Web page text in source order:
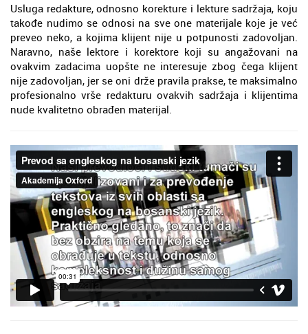
Usluga redakture, odnosno korekture i lekture sadržaja, koju
takođe nudimo se odnosi na sve one materijale koje je već
preveo neko, a kojima klijent nije u potpunosti zadovoljan.
Naravno, naše lektore i korektore koji su angažovani na
ovakvim zadacima uopšte ne interesuje zbog čega klijent
nije zadovoljan, jer se oni drže pravila prakse, te maksimalno
profesionalno vrše redakturu ovakvih sadržaja i klijentima
nude kvalitetno obrađen materijal.